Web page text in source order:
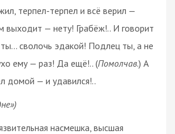
терпел-терпел и всё верил —
выходит — нету! Грабёж!.. И говорит
сволочь эдакой! Подлец ты, а не
ему — раз! Да ещё!.. (Помолчав.) А
домой — и удавился!..
насмешка, высшая